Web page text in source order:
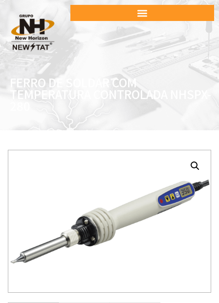
FERRO DE SOLDAR COM
TEMPERATURA CONTROLADA NHSPX-